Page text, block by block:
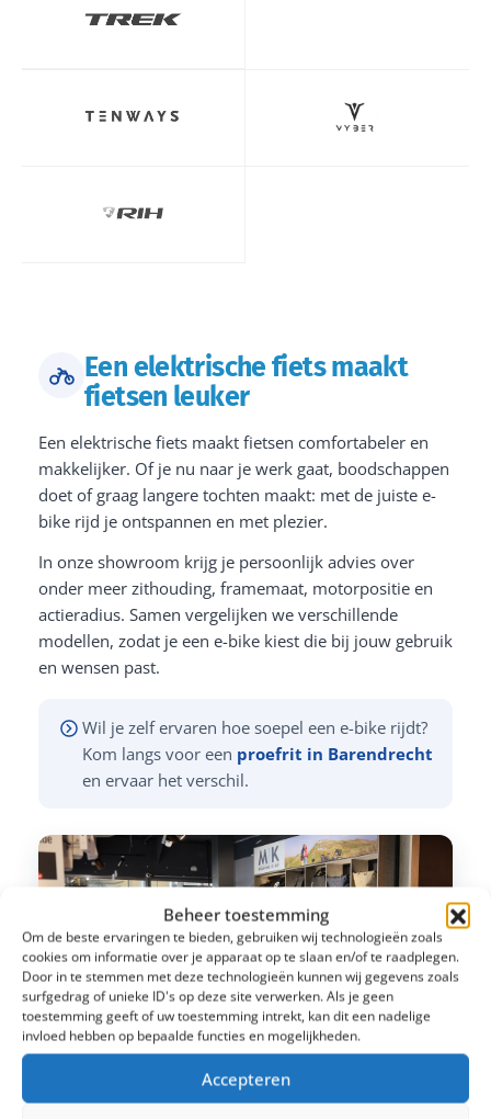
Beheer toestemming
Om de beste ervaringen te bieden, gebruiken wij technologieën zoals
cookies om informatie over je apparaat op te slaan en/of te raadplegen.
Door in te stemmen met deze technologieën kunnen wij gegevens zoals
surfgedrag of unieke ID's op deze site verwerken. Als je geen
toestemming geeft of uw toestemming intrekt, kan dit een nadelige
invloed hebben op bepaalde functies en mogelijkheden.
Accepteren
Een elektrische fiets maakt
fietsen leuker
Een elektrische fiets maakt fietsen comfortabeler en
makkelijker. Of je nu naar je werk gaat, boodschappen
doet of graag langere tochten maakt: met de juiste e-
bike rijd je ontspannen en met plezier.
In onze showroom krijg je persoonlijk advies over
onder meer zithouding, framemaat, motorpositie en
actieradius. Samen vergelijken we verschillende
modellen, zodat je een e-bike kiest die bij jouw gebruik
en wensen past.
Wil je zelf ervaren hoe soepel een e-bike rijdt?
Kom langs voor een proefrit in Barendrecht
en ervaar het verschil.